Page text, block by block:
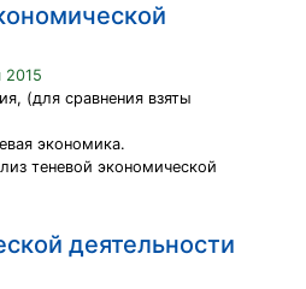
2015
(для сравнения взяты
экономика.
теневой экономической
деятельности